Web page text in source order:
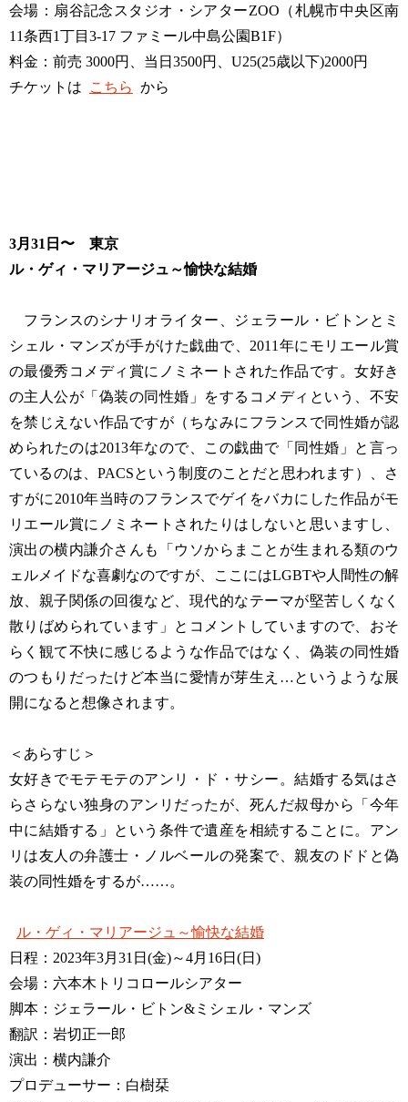
会場：扇谷記念スタジオ・シアターZOO（札幌市中央区南
11条西1丁目3-17 ファミール中島公園B1F）
料金：前売 3000円、当日3500円、U25(25歳以下)2000円
チケットは
こちら から
3月31日〜 東京
ル・ゲィ・マリアージュ～愉快な結婚
フランスのシナリオライター、ジェラール・ビトンとミ
シェル・マンズが手がけた戯曲で、2011年にモリエール賞
の最優秀コメディ賞にノミネートされた作品です。女好き
の主人公が「偽装の同性婚」をするコメディという、不安
を禁じえない作品ですが（ちなみにフランスで同性婚が認
められたのは2013年なので、この戯曲で「同性婚」と言っ
ているのは、PACSという制度のことだと思われます）、さ
すがに2010年当時のフランスでゲイをバカにした作品がモ
リエール賞にノミネートされたりはしないと思いますし、
演出の横内謙介さんも「ウソからまことが生まれる類のウ
ェルメイドな喜劇なのですが、ここにはLGBTや人間性の解
放、親子関係の回復など、現代的なテーマが堅苦しくなく
散りばめられています」とコメントしていますので、おそ
らく観て不快に感じるような作品ではなく、偽装の同性婚
のつもりだったけど本当に愛情が芽生え…というような展
開になると想像されます。
＜あらすじ＞
女好きでモテモテのアンリ・ド・サシー。結婚する気はさ
らさらない独身のアンリだったが、死んだ叔母から「今年
中に結婚する」という条件で遺産を相続することに。アン
リは友人の弁護士・ノルベールの発案で、親友のドドと偽
装の同性婚をするが……。
ル・ゲィ・マリアージュ～愉快な結婚
日程：2023年3月31日(金)～4月16日(日)
会場：六本木トリコロールシアター
脚本：ジェラール・ビトン&ミシェル・マンズ
翻訳：岩切正一郎
演出：横内謙介
プロデューサー：白樹栞